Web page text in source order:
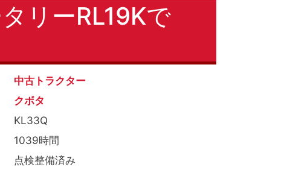
リーRL19Kで
中古トラクター
クボタ
KL33Q
1039時間
点検整備済み